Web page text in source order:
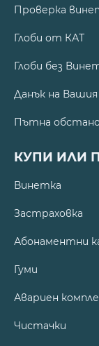
Проверка
Глоби от КАТ
Глоби без
Данък на
Пътна
КУПИ ИЛИ
Винетка
Застраховка
Абонаментни
Гуми
Авариен
Чистачки